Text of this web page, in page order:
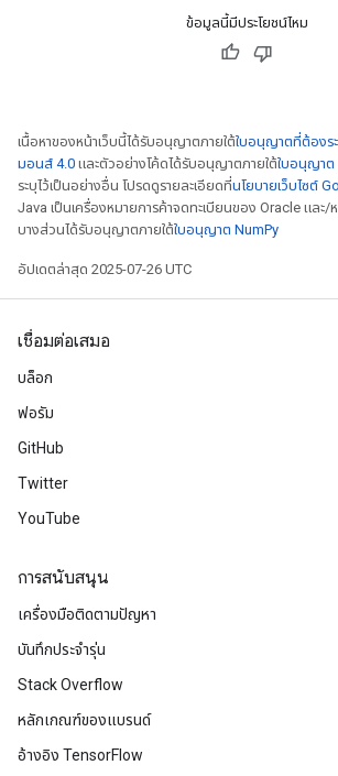
ข้อมูลนี้มีประโยชน์ไหม
เนื้อหาของหน้าเว็บนี้ได้รับอนุญาตภายใต้ใบอนุญาตที่ต้องร
มอนส์ 4.0 และตัวอย่างโค้ดได้รับอนุญาตภายใต้ใบอนุญาต
ระบุไว้เป็นอย่างอื่น โปรดดูรายละเอียดที่นโยบายเว็บไซต์
Java เป็นเครื่องหมายการค้าจดทะเบียนของ Oracle และ/
บางส่วนได้รับอนุญาตภายใต้ใบอนุญาต NumPy
อัปเดตล่าสุด 2025-07-26 UTC
เชื่อมต่อเสมอ
บล็อก
ฟอรัม
GitHub
Twitter
YouTube
การสนับสนุน
เครื่องมือติดตามปัญหา
บันทึกประจำรุ่น
Stack Overflow
หลักเกณฑ์ของแบรนด์
อ้างอิง TensorFlow